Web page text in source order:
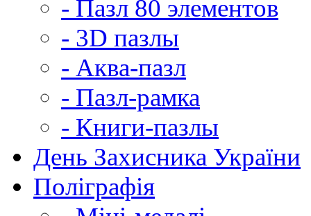
- Пазл 80 элементов
- 3D пазлы
- Аква-пазл
- Пазл-рамка
- Книги-пазлы
День Захисника України
Поліграфія